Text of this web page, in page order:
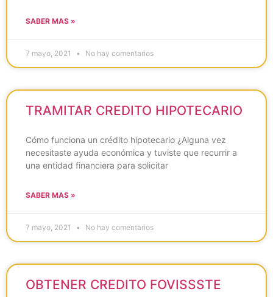
SABER MAS »
7 mayo, 2021 No hay comentarios
TRAMITAR CREDITO HIPOTECARIO
Cómo funciona un crédito hipotecario ¿Alguna vez
necesitaste ayuda económica y tuviste que recurrir a
una entidad financiera para solicitar
SABER MAS »
7 mayo, 2021 No hay comentarios
OBTENER CREDITO FOVISSSTE